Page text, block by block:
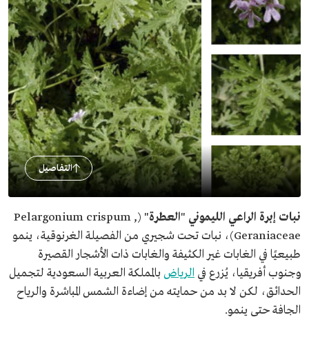
التفاصيل
نبات إبرة الراعي الليموني "العطرة
" (Pelargonium crispum ,
Geraniaceae)، نبات تحت شجيري من الفصيلة الغرنوقية، ينمو
طبيعيًا في الغابات غير الكثيفة والغابات ذات الأشجار القصيرة
وجنوب أفريقيا، يُزرع في الرياض بالمملكة العربية السعودية لتجميل
الحدائق، لكن لا بد من حمايته من إضاءة الشمس المباشرة والرياح
الجافة حتى ينمو.